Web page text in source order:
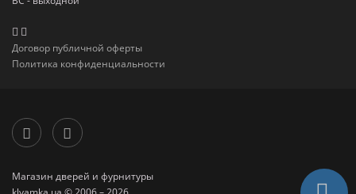
Договор публичной оферты
Политика конфиденциальности
Магазин дверей и фурнитуры